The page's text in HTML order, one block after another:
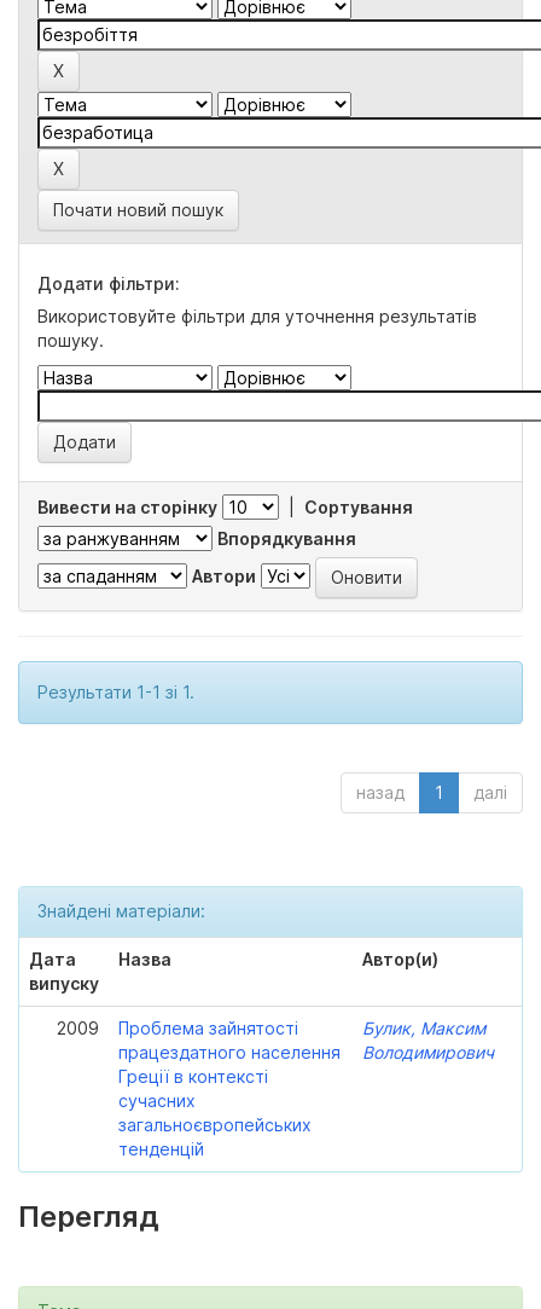
Почати новий пошук
Додати фільтри:
Використовуйте фільтри для уточнення результатів
пошуку.
Вивести на сторінку
Сортування
Впорядкування
Автори
Результати 1-1 зі 1.
назад 1 далі
Знайдені матеріали:
Дата
випуску
Назва Автор(и)
2009
Проблема зайнятості
працездатного населення
Греції в контексті
сучасних
загальноєвропейських
тенденцій
Булик, Максим
Володимирович
Перегляд